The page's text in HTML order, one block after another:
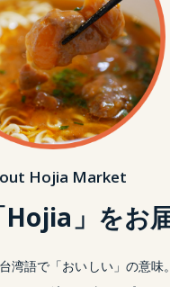
Hojia Market
Hojia」をお
湾語で「おいしい」の意味。